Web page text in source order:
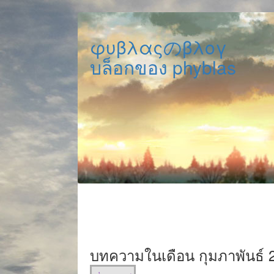
φυβλαςのβλογ
บล็อกของ phyblas
บทความในเดือน กุมภาพันธ์